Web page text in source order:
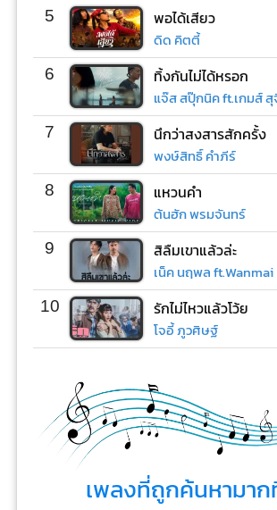
5 พอได้เสียว
ดิด คิตตี้
6 ทิ้งกันไม่ได้หรอก
แจ๊ส สปุ๊กนิค ft.เกมส์
7 นึกว่าสงสารสักครั้ง
พงษ์สิทธิ์ คำภีร์
8 แหวนคำ
ต้นฮัก พรมจันทร์
9 สิลืมเขาแล้วล่ะ
เน็ค นฤพล ft.Wanmai
10 รักไม่ไหวแล้วโว้ย
โจอี้ ภูวศิษฐ์
เพลงที่ถูกค้นหามา